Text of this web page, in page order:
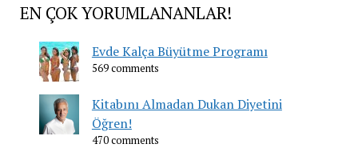
EN ÇOK YORUMLANANLAR!
Evde Kalça Büyütme Programı
569 comments
Kitabını Almadan Dukan Diyetini
Öğren!
470 comments